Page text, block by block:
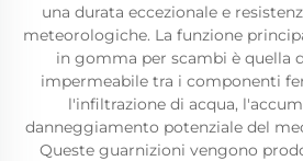
una durata eccezionale e
meteorologiche. La funzione
in gomma per scambi è quella
impermeabile tra i componenti
l'infiltrazione di acqua,
danneggiamento potenziale del
Queste guarnizioni vengono